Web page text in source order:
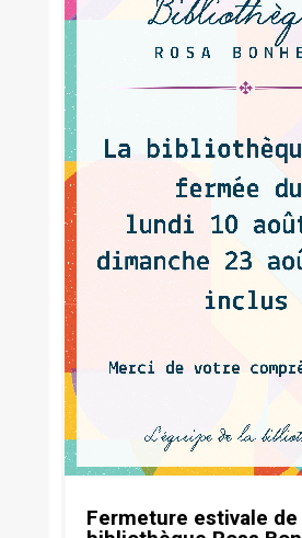
Fermeture estivale de